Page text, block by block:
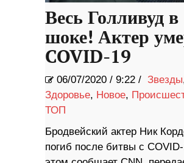
Весь Голливуд в
шоке! Актер
COVID-19
06/07/2020 / 9:22 / Звезды
Здоровье, Новое,
ТОП
Бродвейский актер Ник
погиб после битвы с